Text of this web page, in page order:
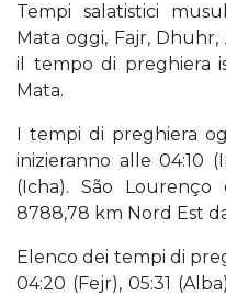
Tempi salatistici
Mata oggi, Fajr, Dhuhr,
il tempo di preghiera
Mata.
I tempi di preghiera
inizieranno alle 04:10
(Icha). São
8788,78 km Nord Est
Elenco dei tempi di
04:20 (Fejr), 05:31